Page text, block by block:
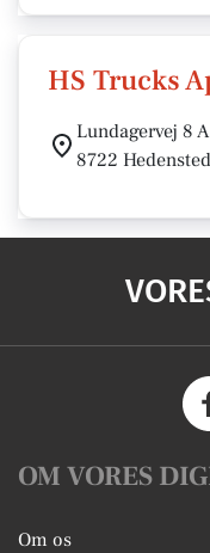
HS Trucks
Lundagervej 8 A
8722 Hedensted
OM VORES
Om os